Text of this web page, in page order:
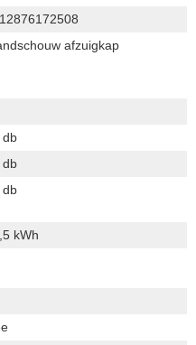
afzuigkap
db
db
db
kWh